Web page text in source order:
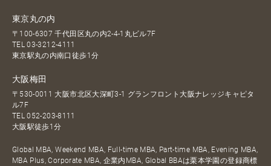
東京丸の内
〒100-6307 千代田区丸の内2-4-1丸ビル7F
TEL03-3212-4111
東京駅丸の内南口徒歩1分
大阪梅田
〒530-0011 大阪市北区大深町3-1 グランフロント大阪ナレッジキャピタ
ル7F
TEL052-203-8111
大阪駅徒歩1分
Global MBA, Weekend MBA, Full-time MBA, Part-time MBA, Evening MBA,
MBA Plus, Corporate MBA, 企業内MBA, Global BBAは栗本学園の登録商標